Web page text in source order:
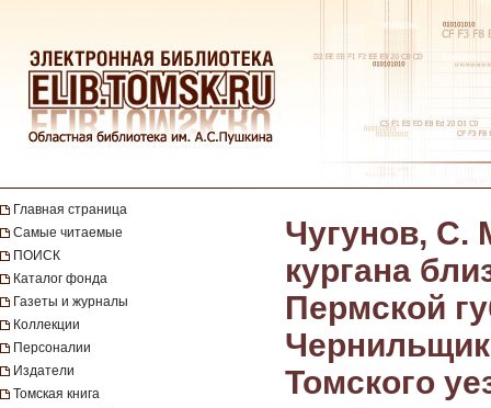
Главная страница
Самые читаемые
ПОИСК
Каталог фонда
Газеты и журналы
Коллекции
Персоналии
Издатели
Томская книга
Чугунов, С.
кургана
Пермской
Томского